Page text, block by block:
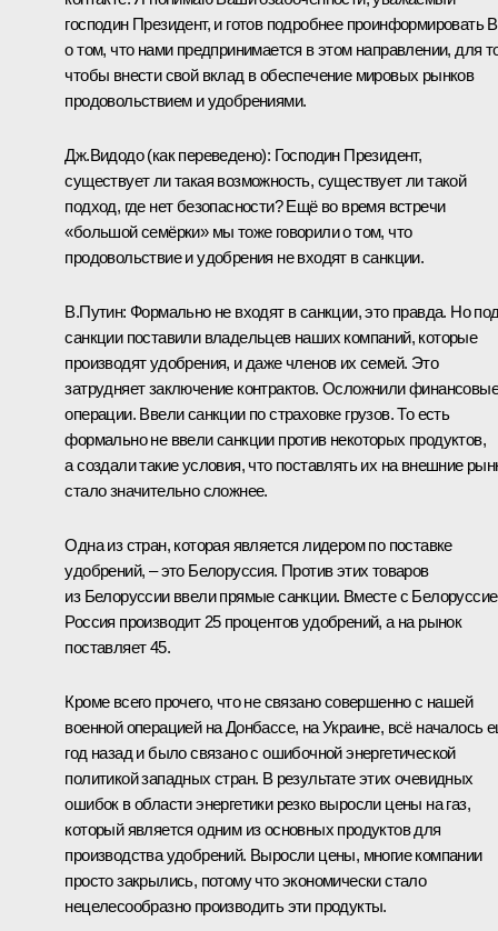
господин Президент, и готов подробнее проинформировать
о том, что нами предпринимается в этом направлении, для
чтобы внести свой вклад в обеспечение мировых рынков
продовольствием и удобрениями.
Дж.Видодо(как переведено): Господин Президент,
существует ли такая возможность, существует ли такой
подход, где нет безопасности? Ещё во время встречи
«большой семёрки» мы тоже говорили о том, что
продовольствие и удобрения не входят в санкции.
В.Путин: Формально не входят в санкции, это правда. Но
санкции поставили владельцев наших компаний, которые
производят удобрения, и даже членов их семей. Это
затрудняет заключение контрактов. Осложнили финансовые
операции. Ввели санкции по страховке грузов. То есть
формально не ввели санкции против некоторых продуктов,
а создали такие условия, что поставлять их на внешние
стало значительно сложнее.
Одна из стран, которая является лидером по поставке
удобрений, ‒ это Белоруссия. Против этих товаров
из Белоруссии ввели прямые санкции. Вместе с
Россия производит 25 процентов удобрений, а на рынок
поставляет 45.
Кроме всего прочего, что не связано совершенно с нашей
военной операцией на Донбассе, на Украине, всё началось
год назад и было связано с ошибочной энергетической
политикой западных стран. В результате этих очевидных
ошибок в области энергетики резко выросли цены на газ,
который является одним из основных продуктов для
производства удобрений. Выросли цены, многие компании
просто закрылись, потому что экономически стало
нецелесообразно производить эти продукты.